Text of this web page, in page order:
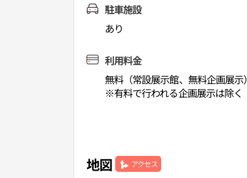
駐車施設
あり
利用料金
無料（常設展示館、無料企画展示）
※有料で行われる企画展示は除く
地図 アクセス